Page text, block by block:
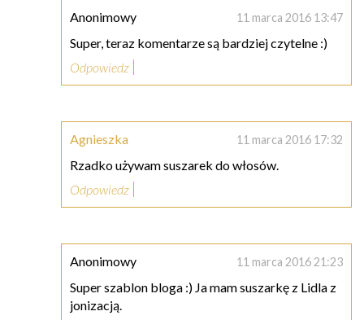
Anonimowy 11 marca 2016 13:47
Super, teraz komentarze są bardziej czytelne :)
Odpowiedz
Agnieszka 11 marca 2016 17:32
Rzadko używam suszarek do włosów.
Odpowiedz
Anonimowy 11 marca 2016 21:23
Super szablon bloga :) Ja mam suszarkę z Lidla z
jonizacją.